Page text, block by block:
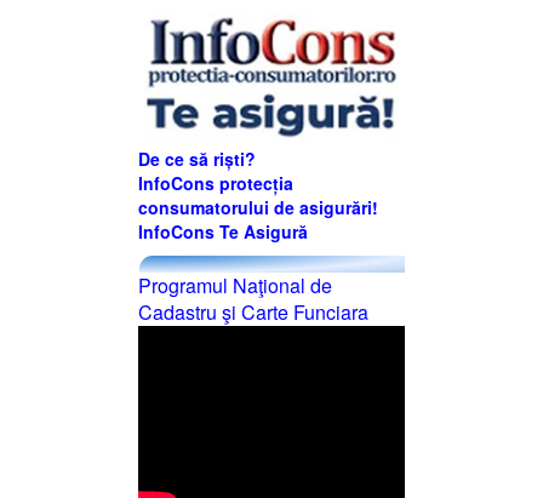
De ce să riști?
InfoCons protecția
consumatorului de asigurări!
InfoCons Te Asigură
Programul Naţional de
Cadastru şi Carte Funciara